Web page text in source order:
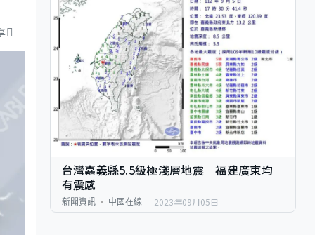
台灣嘉義縣5.5級極淺層地震 福建廣東均
有震感
新聞資訊 中國在線 2023年09月05日